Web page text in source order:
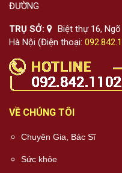
ĐƯỜNG
TRỤ SỞ:
Biệt thự 16, Ngõ
Hà Nội (Điện thoại:
VỀ CHÚNG TÔI
Chuyên Gia, Bác Sĩ
Sức khỏe